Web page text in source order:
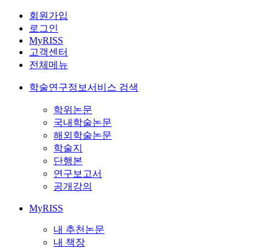
회원가입
로그인
MyRISS
고객센터
전체메뉴
학술연구정보서비스 검색
학위논문
국내학술논문
해외학술논문
학술지
단행본
연구보고서
공개강의
MyRISS
내 추천논문
내 책장